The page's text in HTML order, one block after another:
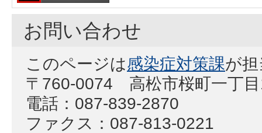
お問い合わせ
このページは感染症対策課が
〒760-0074 高松市桜町一丁
電話：087-839-2870
ファクス：087-813-0221